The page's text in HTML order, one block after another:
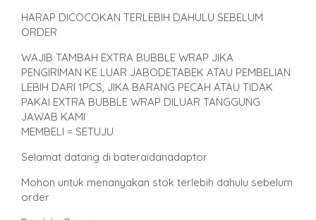
HARAP DICOCOKAN TERLEBIH DAHULU SEBELUM
ORDER
WAJIB TAMBAH EXTRA BUBBLE WRAP JIKA
PENGIRIMAN KE LUAR JABODETABEK ATAU PEMBELIAN
LEBIH DARI 1PCS, JIKA BARANG PECAH ATAU TIDAK
PAKAI EXTRA BUBBLE WRAP DILUAR TANGGUNG
JAWAB KAMI
MEMBELI = SETUJU
Selamat datang di bateraidanadaptor
Mohon untuk menanyakan stok terlebih dahulu sebelum
order